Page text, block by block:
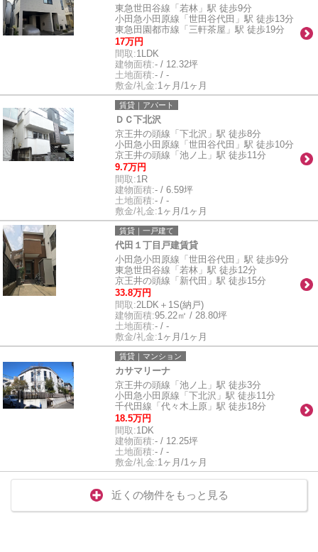
東急世田谷線「若林」駅 徒歩9分
小田急小田原線「世田谷代田」駅 徒歩13分
東急田園都市線「三軒茶屋」駅 徒歩19分
17万円
間取:1LDK
建物面積:- / 12.32坪
土地面積:- / -
敷金/礼金:1ヶ月/1ヶ月
賃貸｜アパート
ＤＣ下北沢
京王井の頭線「下北沢」駅 徒歩8分
小田急小田原線「世田谷代田」駅 徒歩10分
京王井の頭線「池ノ上」駅 徒歩11分
9.7万円
間取:1R
建物面積:- / 6.59坪
土地面積:- / -
敷金/礼金:1ヶ月/1ヶ月
賃貸｜一戸建て
代田１丁目戸建賃貸
小田急小田原線「世田谷代田」駅 徒歩9分
東急世田谷線「若林」駅 徒歩12分
京王井の頭線「新代田」駅 徒歩15分
33.8万円
間取:2LDK＋1S(納戸)
建物面積:95.22㎡ / 28.80坪
土地面積:- / -
敷金/礼金:1ヶ月/1ヶ月
賃貸｜マンション
カサマリーナ
京王井の頭線「池ノ上」駅 徒歩3分
小田急小田原線「下北沢」駅 徒歩11分
千代田線「代々木上原」駅 徒歩18分
18.5万円
間取:1DK
建物面積:- / 12.25坪
土地面積:- / -
敷金/礼金:1ヶ月/1ヶ月
近くの物件をもっと見る